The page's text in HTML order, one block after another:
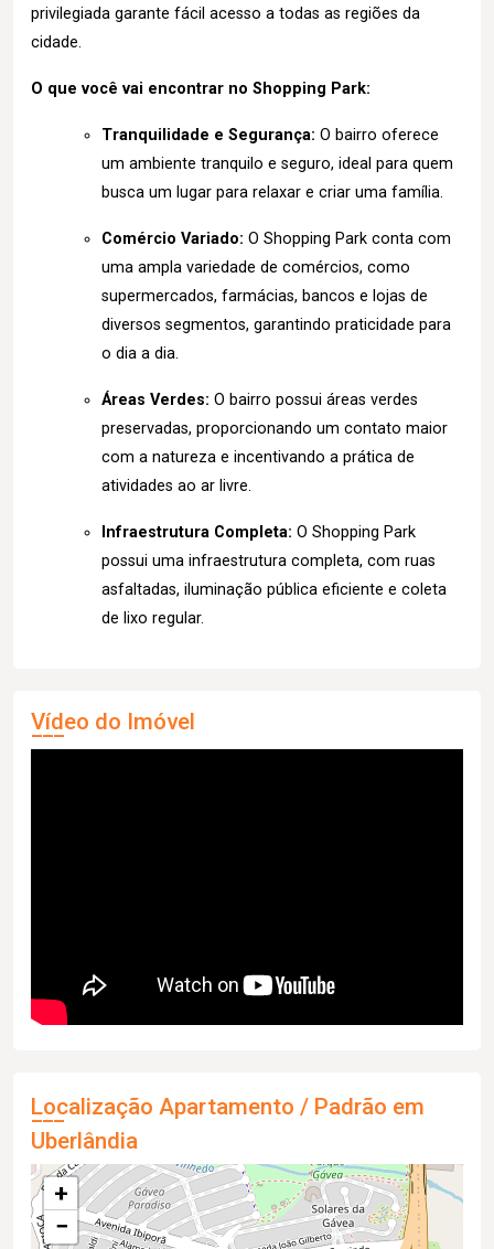
privilegiada garante fácil acesso a todas as regiões da
cidade.
O que você vai encontrar no Shopping Park:
Tranquilidade e Segurança: O bairro oferece
um ambiente tranquilo e seguro, ideal para quem
busca um lugar para relaxar e criar uma família.
Comércio Variado: O Shopping Park conta com
uma ampla variedade de comércios, como
supermercados, farmácias, bancos e lojas de
diversos segmentos, garantindo praticidade para
o dia a dia.
Áreas Verdes: O bairro possui áreas verdes
preservadas, proporcionando um contato maior
com a natureza e incentivando a prática de
atividades ao ar livre.
Infraestrutura Completa: O Shopping Park
possui uma infraestrutura completa, com ruas
asfaltadas, iluminação pública eficiente e coleta
de lixo regular.
Vídeo do Imóvel
Localização Apartamento / Padrão em
Uberlândia
+
−